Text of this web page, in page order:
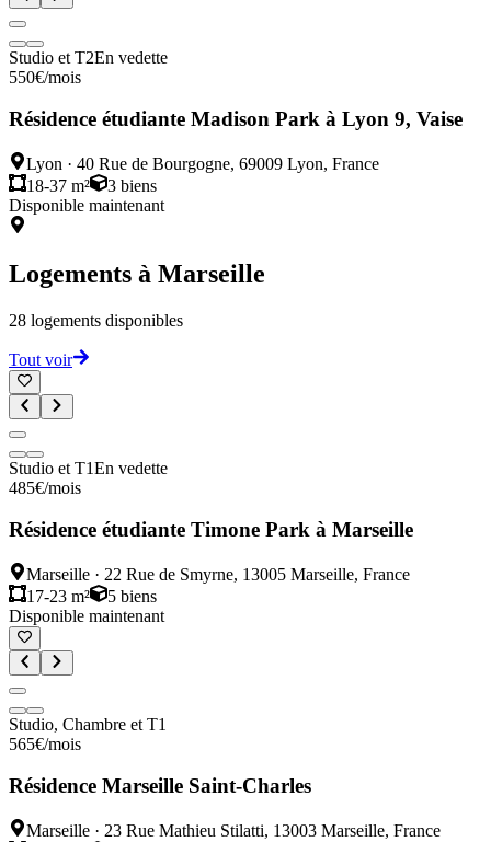
Studio et T2En vedette
550€/mois
Résidence étudiante Madison Park à Lyon 9, Vaise
Lyon · 40 Rue de Bourgogne, 69009 Lyon, France
18-37 m²
3 biens
Disponible maintenant
Logements à Marseille
28 logements disponibles
Tout voir
Studio et T1En vedette
485€/mois
Résidence étudiante Timone Park à Marseille
Marseille · 22 Rue de Smyrne, 13005 Marseille, France
17-23 m²
5 biens
Disponible maintenant
Studio, Chambre et T1
565€/mois
Résidence Marseille Saint-Charles
Marseille · 23 Rue Mathieu Stilatti, 13003 Marseille, France